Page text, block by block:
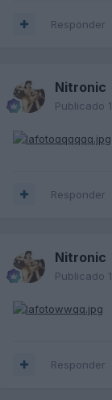
Responder
Nitronic
Publicado
Responder
Nitronic
Publicado
Responder